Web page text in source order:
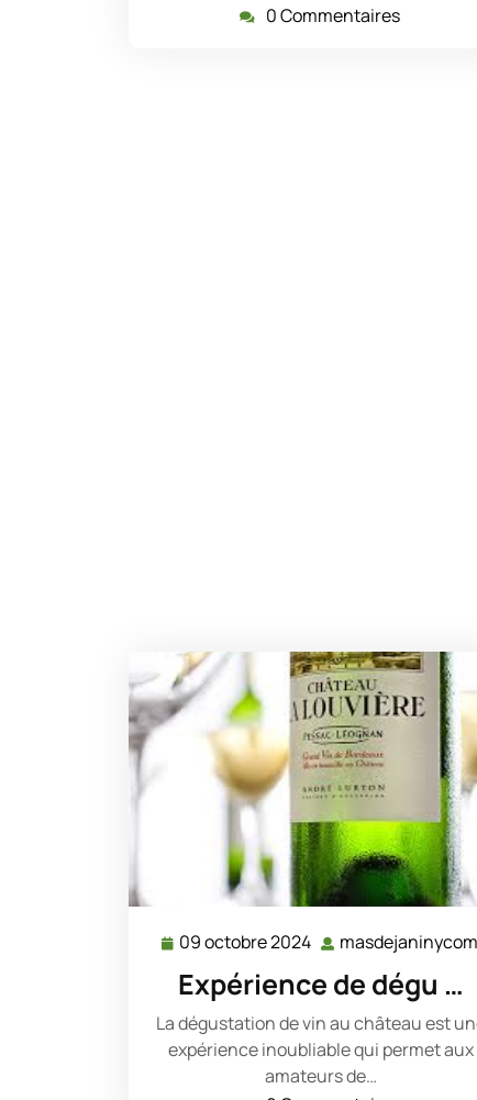
0 Commentaires
09 octobre 2024 09
octobre
2024
masdejaninycom
Expérience de dégu …
La dégustation de vin au château est
expérience inoubliable qui permet aux
amateurs de…